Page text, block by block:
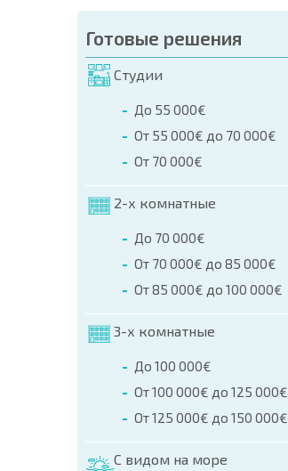
Готовые решения
Студии
До 55 000€
От 55 000€ до 70 000€
От 70 000€
2-х комнатные
До 70 000€
От 70 000€ до 85 000€
От 85 000€ до 100 000€
3-х комнатные
До 100 000€
От 100 000€ до 125 000€
От 125 000€ до 150 000€
С видом на море